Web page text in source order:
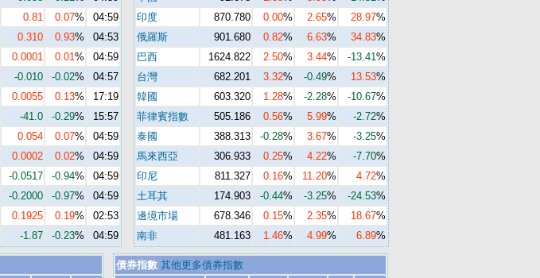
0.81 0.07%
04:59
0.310 0.93%
04:53
0.0001 0.01%
04:59
-0.010 -0.02%
04:57
0.0055 0.13%
17:19
-41.0 -0.29%
15:57
0.054 0.07%
04:59
0.0002 0.02%
04:59
-0.0517 -0.94%
04:59
-0.2000 -0.97%
04:59
0.1925 0.19%
02:53
-1.87 -0.23% 04:59
印度
870.780 0.00% 2.65% 28.97%
俄羅斯
901.680 0.82% 6.63% 34.83%
巴西
1624.822 2.50% 3.44% -13.41%
台灣
682.201 3.32% -0.49% 13.53%
韓國
603.320 1.28% -2.28% -10.67%
菲律賓指數
505.186 0.56% 5.99% -2.72%
泰國
388.313 -0.28% 3.67% -3.25%
馬來西亞
306.933 0.25% 4.22% -7.70%
印尼
811.327 0.16% 11.20% 4.72%
土耳其
174.903 -0.44% -3.25% -24.53%
邊境市場
678.346 0.15% 2.35% 18.67%
南非
481.163 1.46% 4.99% 6.89%
債券指數 其他更多債券指數